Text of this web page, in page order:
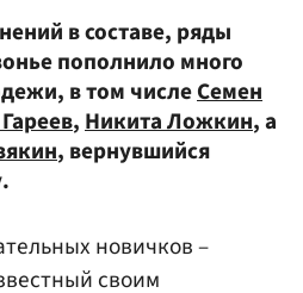
в составе, ряды
пополнило много
в том числеСемен
,Никита Ложкин, а
, вернувшийся
новичков –
своим